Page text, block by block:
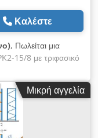
Καλέστε
, Πωλείται μια
15/8 με τριφασικό
0,37 kW. Η
και είναι έτοιμη
ψυκτικών υγρών,
υγρών που
χρήσης. Τεχνικά
Μικρή αγγελία